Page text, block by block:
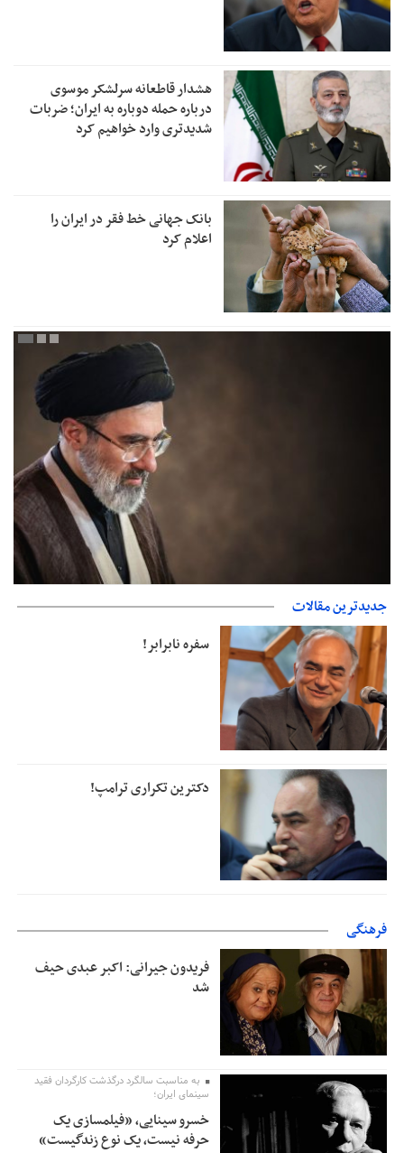
هشدار قاطعانه سرلشکر موسوی
درباره حمله دوباره به ایران؛ ضربات
شدیدتری وارد خواهیم کرد
بانک جهانی خط فقر در ایران را
اعلام کرد
دفتر رهبر انقلاب: مطالب خارج از مراجع رسمی فاقد سندیت است
جدیدترین مقالات
سفره نابرابر!
دکترین تکراری ترامپ!
فرهنگی
فریدون جیرانی: اکبر عبدی حیف
شد
به مناسبت سالگرد درگذشت کارگردان فقید
سینمای ایران؛
خسرو سینایی، «فیلمسازی یک
حرفه نیست، یک نوع زندگیست»